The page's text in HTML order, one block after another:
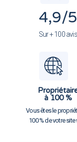
4,9/5
Sur + 100 avis
à 100 %
Vous êtes le
100 % de votre